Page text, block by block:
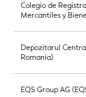
Colegio de
Mercantiles y
Depozitarul
Romania)
EQS Group AG